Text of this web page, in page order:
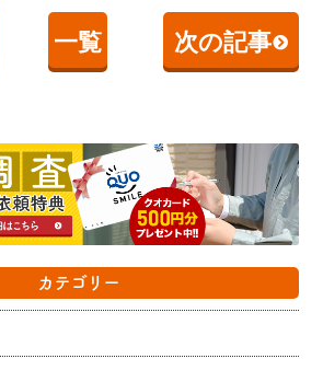
一覧 次の記事
カテゴリー